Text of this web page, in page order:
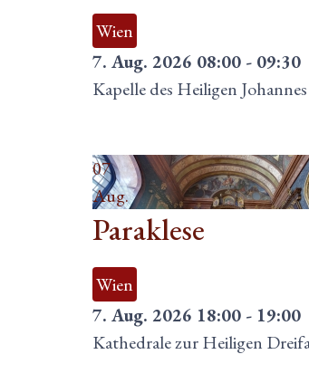
Wien
7. Aug. 2026 08:00 - 09:30
Kapelle des Heiligen
07
Aug.
Paraklese
Wien
7. Aug. 2026 18:00 - 19:00
Kathedrale zur Heiligen